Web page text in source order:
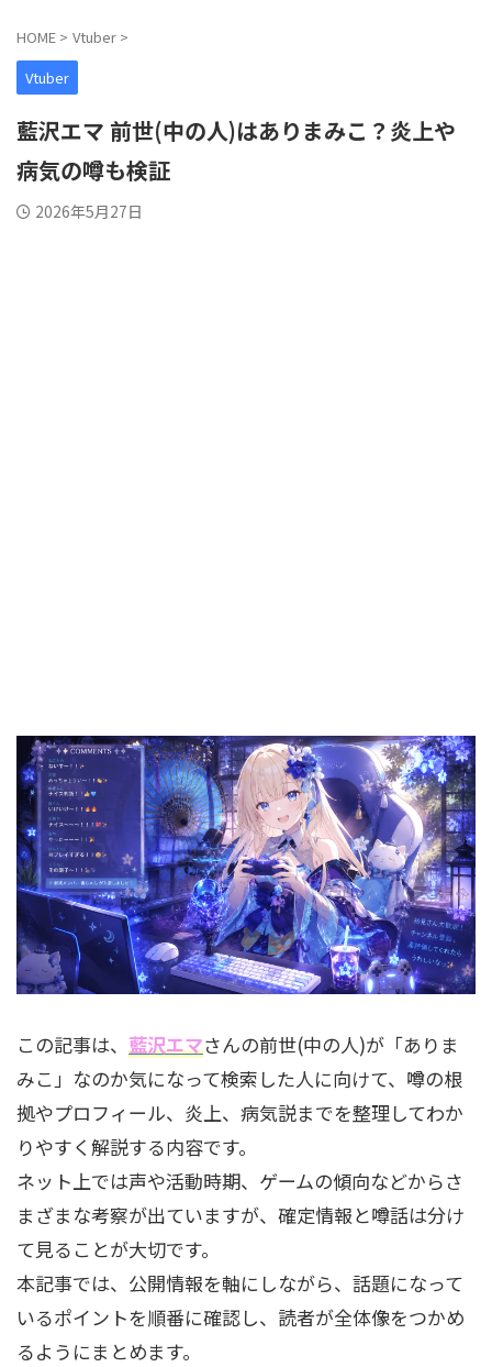
HOME > Vtuber >
Vtuber
藍沢エマ 前世(中の人)はありまみこ？炎上や
病気の噂も検証
2026年5月27日
この記事は、 藍沢エマさんの前世(中の人)が「ありま
みこ」なのか気になって検索した人に向けて、噂の根
拠やプロフィール、炎上、病気説までを整理してわか
りやすく解説する内容です。
ネット上では声や活動時期、ゲームの傾向などからさ
まざまな考察が出ていますが、確定情報と噂話は分け
て見ることが大切です。
本記事では、公開情報を軸にしながら、話題になって
いるポイントを順番に確認し、読者が全体像をつかめ
るようにまとめます。